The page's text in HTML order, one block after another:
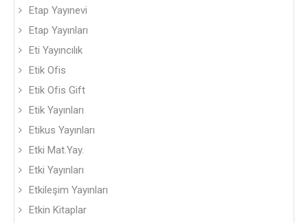
Etap Yayınevi
Etap Yayınları
Eti Yayıncılık
Etik Ofis
Etik Ofis Gift
Etik Yayınları
Etikus Yayınları
Etki Mat.Yay.
Etki Yayınları
Etkileşim Yayınları
Etkin Kitaplar